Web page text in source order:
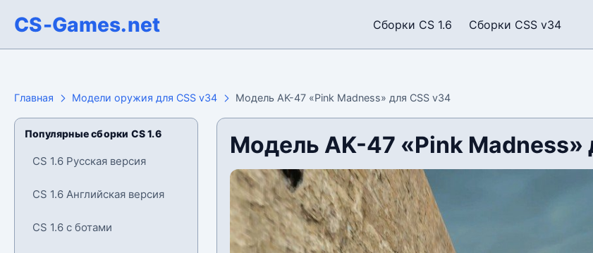
CS-Games.net Сборки CS 1.6 Сборки CSS v34
Главная Модели оружия для CSS v34 Модель AK-47 «Pink Madness» для CSS v34
Популярные сборки CS 1.6
CS 1.6 Русская версия
CS 1.6 Английская версия
CS 1.6 с ботами
Модель AK-47 «Pink Madness»